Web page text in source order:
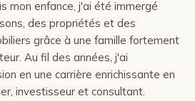
mon enfance, j'ai été immergé
des propriétés et des
grâce à une famille fortement
Au fil des années, j'ai
en une carrière enrichissante en
investisseur et consultant.